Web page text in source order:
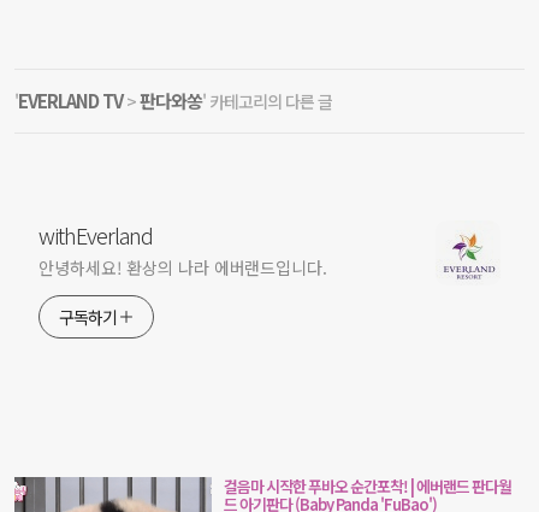
'EVERLAND TV>판다와쏭' 카테고리의 다른 글
withEverland
안녕하세요! 환상의 나라 에버랜드입니다.
구독하기
걸음마 시작한 푸바오 순간포착! | 에버랜드 판다월
드 아기판다 (Baby Panda 'FuBao')